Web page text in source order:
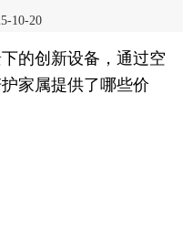
10-20
的创新设备，通过空
家属提供了哪些价